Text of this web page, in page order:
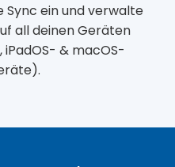
Sync ein und verwalte
all deinen Geräten
& macOS-